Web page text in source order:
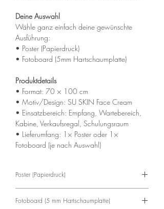
Deine Auswahl
Wähle ganz einfach deine gewünschte
Ausführung:
• Poster (Papierdruck)
• Fotoboard (5mm Hartschaumplatte)
Produktdetails
• Format: 70 × 100 cm
• Motiv/Design: SU SKIN Face Cream
• Einsatzbereich: Empfang, Wartebereich,
Kabine, Verkaufsregal, Schulungsraum
• Lieferumfang: 1× Poster oder 1×
Fotoboard (je nach Auswahl)
Poster (Papierdruck)
flexible Gestaltung im Institut.
Fotoboard (5 mm Hartschaumplatte)